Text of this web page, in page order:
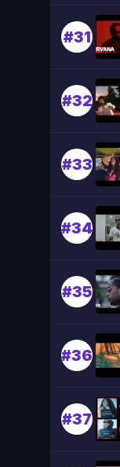
#31
#32
#33
#34
#35
#36
#37